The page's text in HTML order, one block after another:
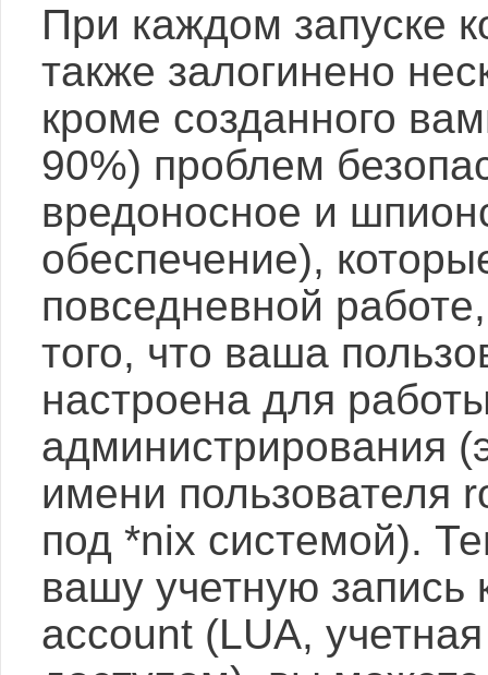
При каждом запуске
также залогинено
кроме созданного
90%) проблем
вредоносное и
обеспечение),
повседневной
того, что ваша
настроена для
администрирования
имени пользователя
под *nix системой).
вашу учетную запись
account (LUA,